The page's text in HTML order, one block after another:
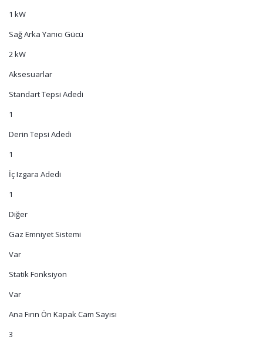
1 kW
Sağ Arka Yanıcı Gücü
2 kW
Aksesuarlar
Standart Tepsi Adedi
1
Derin Tepsi Adedi
1
İç Izgara Adedi
1
Diğer
Gaz Emniyet Sistemi
Var
Statik Fonksiyon
Var
Ana Fırın Ön Kapak Cam Sayısı
3